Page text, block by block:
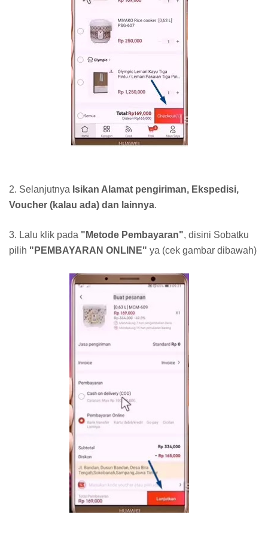
2. Selanjutnya Isikan Alamat pengiriman, Ekspedisi,
Voucher (kalau ada) dan lainnya.
3. Lalu klik pada "Metode Pembayaran", disini Sobatku
pilih "PEMBAYARAN ONLINE" ya (cek gambar dibawah)